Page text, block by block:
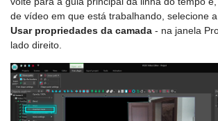
de vídeo em que está trabalhando, selecione
Usar propriedades da camada - na janela
lado direito.